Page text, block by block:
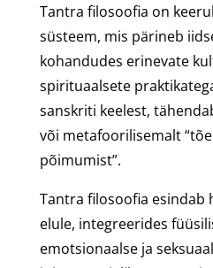
Tantra filosoofia on
süsteem, mis pärineb
kohandudes erinevate
spirituaalsete
sanskriti keelest,
või metafoorilisemalt
põimumist”.
Tantra filosoofia esindab
elule, integreerides
emotsionaalse ja